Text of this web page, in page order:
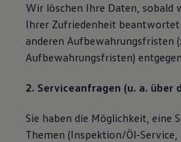
Wir löschen Ihre Daten, sobald
Ihrer Zufriedenheit
anderen Aufbewahrungsfristen
Aufbewahrungsfristen)
2. Serviceanfragen (u. a. über
Sie haben die Möglichkeit, eine
Themen (Inspektion/Öl-Service,